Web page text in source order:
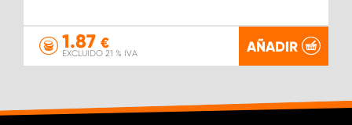
1.87 €
EXCLUIDO 21 % IVA AÑADIR